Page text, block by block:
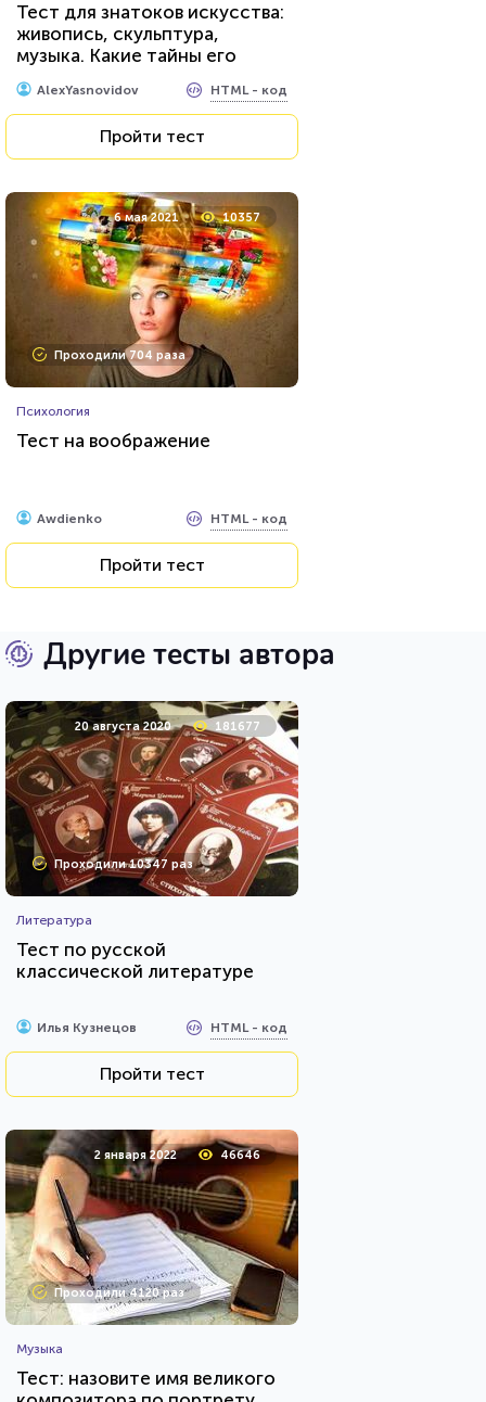
Тест для знатоков искусства:
живопись, скульптура,
музыка. Какие тайны его
великих творцов вам
известны?
AlexYasnovidov HTML - код
Пройти тест
6 мая 2021 10357
Проходили 704 раза
Психология
Тест на воображение
Awdienko HTML - код
Пройти тест
Другие тесты автора
20 августа 2020 181677
Проходили 10347 раз
Литература
Тест по русской
классической литературе
Илья Кузнецов HTML - код
Пройти тест
2 января 2022 46646
Проходили 4120 раз
Музыка
Тест: назовите имя великого